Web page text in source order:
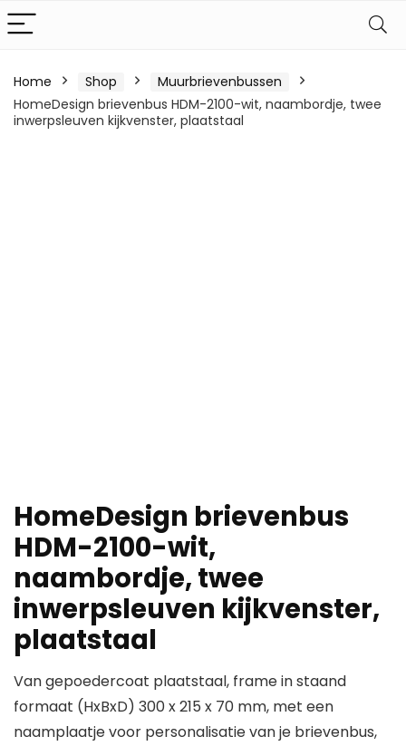
Home Shop
Muurbrievenbussen
HomeDesign brievenbus HDM-2100-wit, naambordje, twee
inwerpsleuven kijkvenster, plaatstaal
HomeDesign brievenbus
HDM-2100-wit,
naambordje, twee
inwerpsleuven kijkvenster,
plaatstaal
Van gepoedercoat plaatstaal, frame in staand
formaat (HxBxD) 300 x 215 x 70 mm, met een
naamplaatje voor personalisatie van je brievenbus,